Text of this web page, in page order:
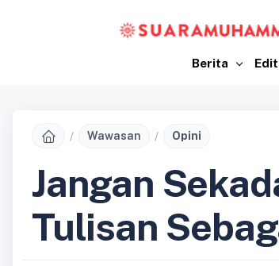
Berita
Wawasan Opini
Jangan
Tulisan